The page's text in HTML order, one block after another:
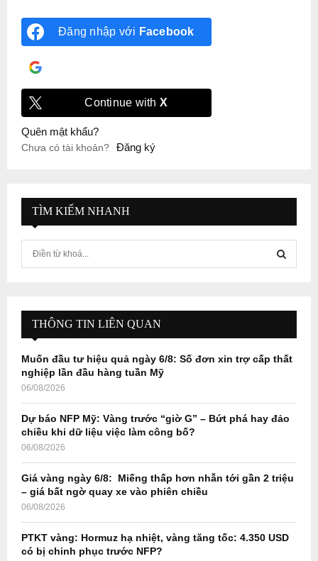
Đăng nhập với Facebook
Continue with X
Quên mật khẩu?
Chưa có tài khoản? Đăng ký
TÌM KIẾM NHANH
f
r
E
A
H
THÔNG TIN LIÊN QUAN
Muốn đầu tư hiệu quả ngày 6/8: Số đơn xin trợ cấp thất
nghiệp lần đầu hàng tuần Mỹ
06/08/2026
Dự báo NFP Mỹ: Vàng trước “giờ G” – Bứt phá hay đảo
chiều khi dữ liệu việc làm công bố?
06/08/2026
Giá vàng ngày 6/8: Miếng thấp hơn nhẫn tới gần 2 triệu
– giá bất ngờ quay xe vào phiên chiều
06/08/2026
PTKT vàng: Hormuz hạ nhiệt, vàng tăng tốc: 4.350 USD
có bị chinh phục trước NFP?